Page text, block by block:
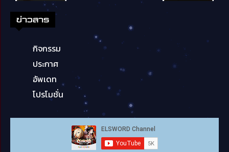
ข่าวสาร
กิจกรรม
ประกาศ
อัพเดท
โปรโมชั่น